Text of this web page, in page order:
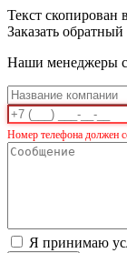
Текст скопирован
Заказать
Наши менеджеры
Номер телефона должен
Я принимаю